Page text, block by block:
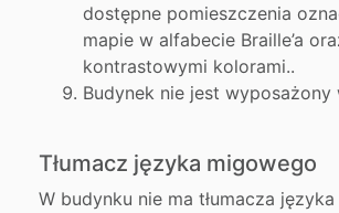
dostępne pomieszczenia
mapie w alfabecie Braille’a
kontrastowymi kolorami..
Budynek nie jest wyposażony
Tłumacz języka migowego
W budynku nie ma tłumacza